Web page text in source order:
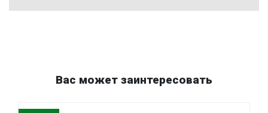
Вас может заинтересовать